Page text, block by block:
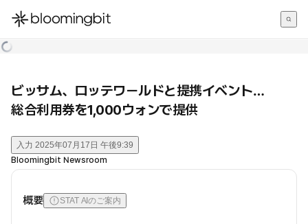
한국어
ビッサム、ロッテワールドと提携イベント…
総合利用券を1,000ウォンで提供
入力 2025年07月17日 午後9:39
Bloomingbit Newsroom
概要 STAT AIのご案内